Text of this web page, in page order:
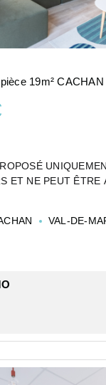
19m² CACHAN
ET NE PEUT ÊTRE
STUDIO DE 19
- NEXITY STUDEA
VAL-DE-